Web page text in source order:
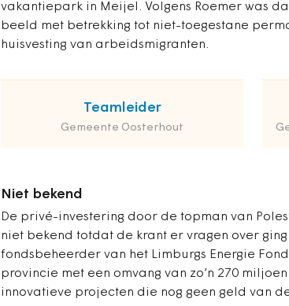
vakantiepark in Meijel. Volgens Roemer was
beeld met betrekking tot niet-toegestane
huisvesting van arbeidsmigranten.
Teamleider
Gemeente Oosterhout
Niet bekend
De privé-investering door de topman van
niet bekend totdat de krant er vragen over
fondsbeheerder van het Limburgs Energie
provincie met een omvang van zo’n 270
innovatieve projecten die nog geen geld van